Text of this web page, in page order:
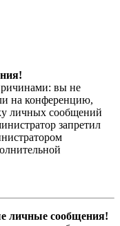
вы не
на конференцию,
личных сообщений
запретил
личные сообщения!